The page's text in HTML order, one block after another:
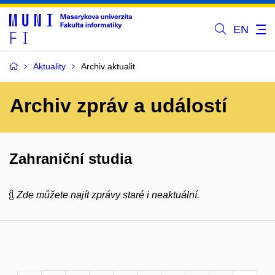
EN
Aktuality Archiv aktualit
Archiv zpráv a událostí
Zahraniční studia
Zde můžete najít zprávy staré i neaktuální.